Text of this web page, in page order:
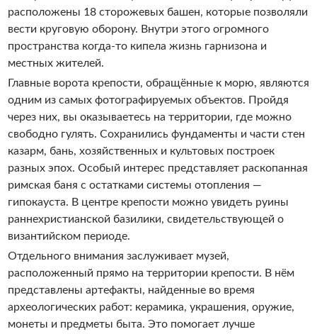
расположены 18 сторожевых башен, которые позволяли
вести круговую оборону. Внутри этого огромного
пространства когда-то кипела жизнь гарнизона и
местных жителей.
Главные ворота крепости, обращённые к морю, являются
одним из самых фотографируемых объектов. Пройдя
через них, вы оказываетесь на территории, где можно
свободно гулять. Сохранились фундаменты и части стен
казарм, бань, хозяйственных и культовых построек
разных эпох. Особый интерес представляет раскопанная
римская баня с остатками системы отопления —
гипокауста. В центре крепости можно увидеть руины
раннехристианской базилики, свидетельствующей о
византийском периоде.
Отдельного внимания заслуживает музей,
расположенный прямо на территории крепости. В нём
представлены артефакты, найденные во время
археологических работ: керамика, украшения, оружие,
монеты и предметы быта. Это помогает лучше